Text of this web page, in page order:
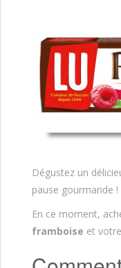
Dégustez un
pause gourmande !
En ce moment,
framboise et